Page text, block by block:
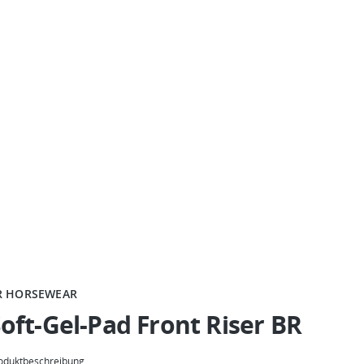
HORSEWEAR
Gel-Pad Front Riser BR